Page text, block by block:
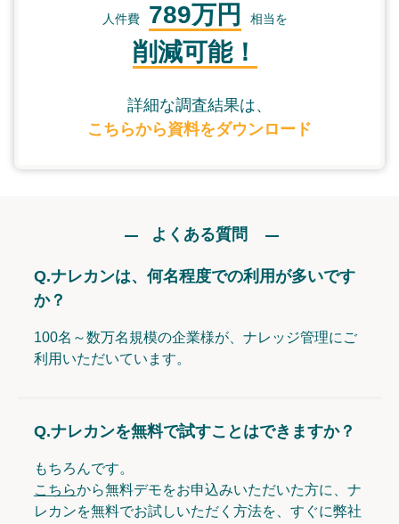
人件費 789万円 相当を
削減可能！
詳細な調査結果は、
こちらから資料をダウンロード
よくある質問
Q.ナレカンは、何名程度での利用が多いです
か？
100名～数万名規模の企業様が、ナレッジ管理にご
利用いただいています。
Q.ナレカンを無料で試すことはできますか？
もちろんです。
こちらから無料デモをお申込みいただいた方に、ナ
レカンを無料でお試しいただく方法を、すぐに弊社